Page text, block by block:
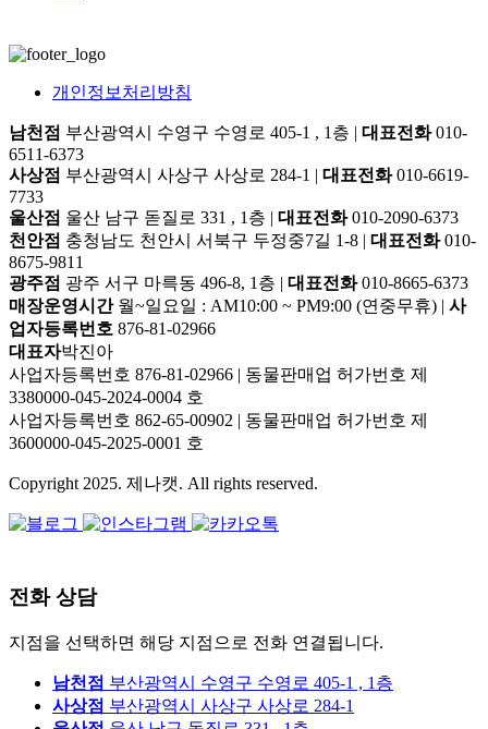
개인정보처리방침
남천점 부산광역시 수영구 수영로 405-1 , 1층 | 대표전화010-
6511-6373
사상점 부산광역시 사상구 사상로 284-1 | 대표전화010-6619-
7733
울산점 울산 남구 돋질로 331 , 1층 | 대표전화010-2090-6373
천안점 충청남도 천안시 서북구 두정중7길 1-8 | 대표전화010-
8675-9811
광주점 광주 서구 마륵동 496-8, 1층 | 대표전화010-8665-6373
매장운영시간월~일요일 : AM10:00 ~ PM9:00 (연중무휴) | 사
업자등록번호 876-81-02966
대표자박진아
사업자등록번호 876-81-02966 | 동물판매업 허가번호 제
3380000-045-2024-0004 호
사업자등록번호 862-65-00902 | 동물판매업 허가번호 제
3600000-045-2025-0001 호
Copyright 2025. 제나캣. All rights reserved.
전화 상담
지점을 선택하면 해당 지점으로 전화 연결됩니다.
남천점 부산광역시 수영구 수영로 405-1 , 1층
사상점 부산광역시 사상구 사상로 284-1